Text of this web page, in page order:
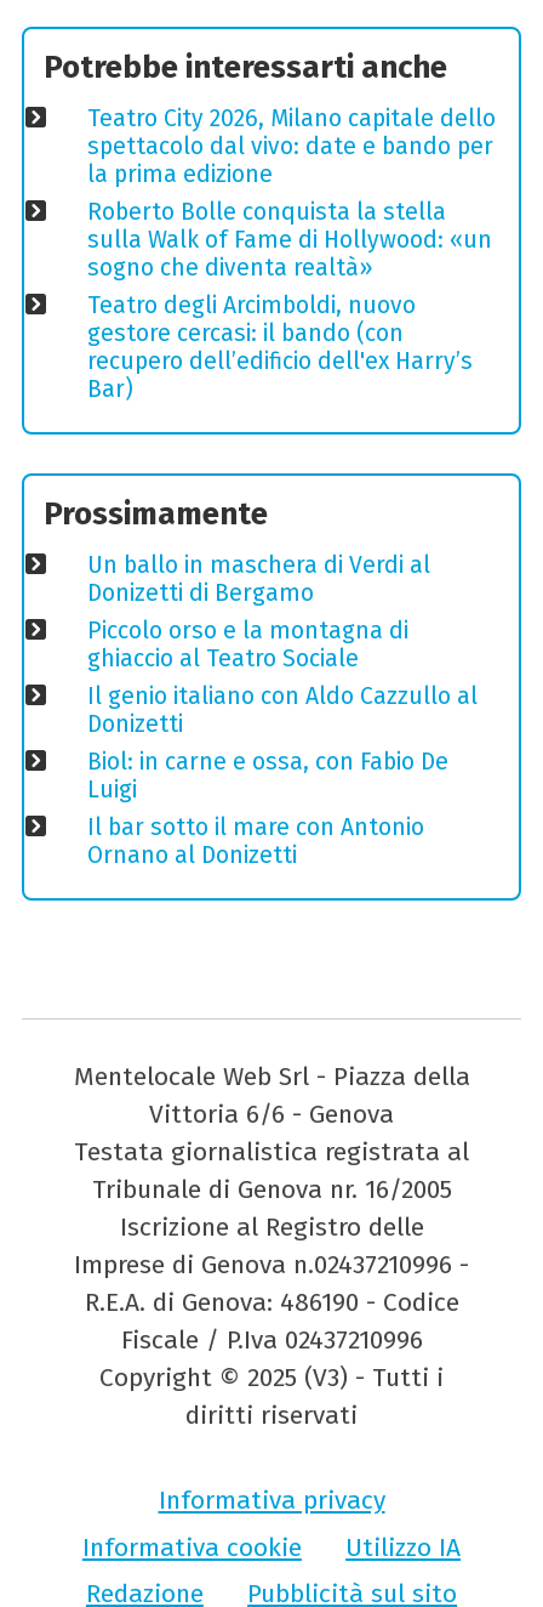
Potrebbe interessarti anche
Teatro City 2026, Milano capitale dello
spettacolo dal vivo: date e bando per
la prima edizione
Roberto Bolle conquista la stella
sulla Walk of Fame di Hollywood: «un
sogno che diventa realtà»
Teatro degli Arcimboldi, nuovo
gestore cercasi: il bando (con
recupero dell’edificio dell'ex Harry’s
Bar)
Prossimamente
Un ballo in maschera di Verdi al
Donizetti di Bergamo
Piccolo orso e la montagna di
ghiaccio al Teatro Sociale
Il genio italiano con Aldo Cazzullo al
Donizetti
Biol: in carne e ossa, con Fabio De
Luigi
Il bar sotto il mare con Antonio
Ornano al Donizetti
Mentelocale Web Srl - Piazza della
Vittoria 6/6 - Genova
Testata giornalistica registrata al
Tribunale di Genova nr. 16/2005
Iscrizione al Registro delle
Imprese di Genova n.02437210996 -
R.E.A. di Genova: 486190 - Codice
Fiscale / P.Iva 02437210996
Copyright © 2025 (V3) - Tutti i
diritti riservati
Informativa privacy
Informativa cookie
Utilizzo IA
Redazione
Pubblicità sul sito